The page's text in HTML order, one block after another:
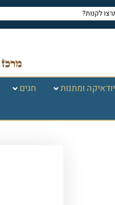
יודאיקה ומתנות חגים